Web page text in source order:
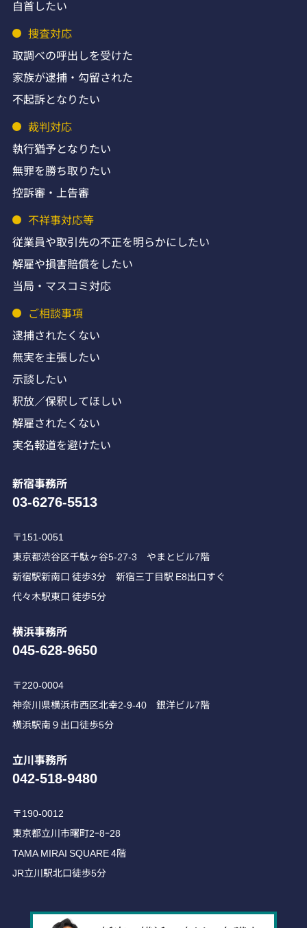
自首したい
捜査対応
取調べの呼出しを受けた
家族が逮捕・勾留された
不起訴となりたい
裁判対応
執行猶予となりたい
無罪を勝ち取りたい
控訴審・上告審
不祥事対応等
従業員や取引先の不正を明らかにしたい
解雇や損害賠償をしたい
当局・マスコミ対応
ご相談事項
逮捕されたくない
無実を主張したい
示談したい
釈放／保釈してほしい
解雇されたくない
実名報道を避けたい
新宿事務所
03-6276-5513
〒151-0051
東京都渋谷区千駄ヶ谷5-27-3 やまとビル7階
新宿駅新南口 徒歩3分 新宿三丁目駅 E8出口すぐ
代々木駅東口 徒歩5分
横浜事務所
045-628-9650
〒220-0004
神奈川県横浜市西区北幸2-9-40 銀洋ビル7階
横浜駅南９出口徒歩5分
立川事務所
042-518-9480
〒190-0012
東京都立川市曙町2ｰ8ｰ28
TAMA MIRAI SQUARE 4階
JR立川駅北口徒歩5分